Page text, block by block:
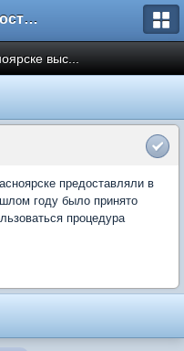
Форум Новостройки
выс...
предоставляли в
году было принято
процедура